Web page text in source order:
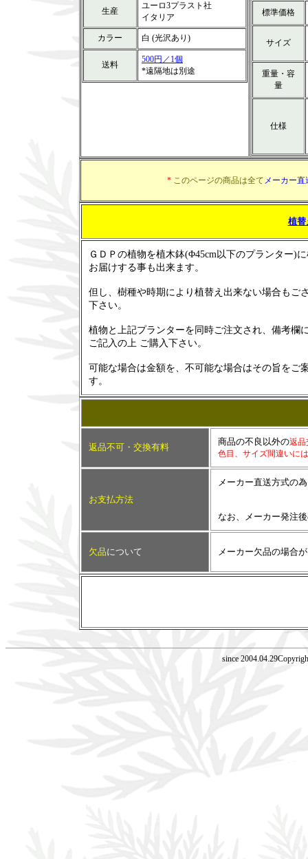
生産
ユーロ3プラスト社
イタリア
カラー 白 (光沢あり)
送料
500円／1個
*遠隔地は別途
標準価格
サイズ
重量・容
量
仕様
* このページの商品は全て メーカー
植替
ＧＤＰの植物を植木鉢(Φ45cm以下のプランター)
お届けする事も出来ます。
但し、樹種や時期により植替え出来ない場合もご
下さい。
植物と上記プランターを同時ご注文され、備考欄
ご記入の上 ご購入下さい。
可能な場合は金額を、不可能な場合はその旨をご
す。
返品不可・交換有料
商品の不良以外の返品
色目、サイズ間違いに
お支払方法
メーカー直送方式の
なお、メーカー発注
欠品について メーカー欠品の場合
since